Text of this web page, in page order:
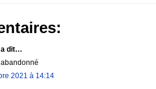
a dit…
2021 à 14:14